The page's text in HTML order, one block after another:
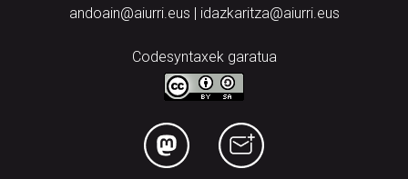
andoain@aiurri.eus | idazkaritza@aiurri.eus
Codesyntaxek garatua